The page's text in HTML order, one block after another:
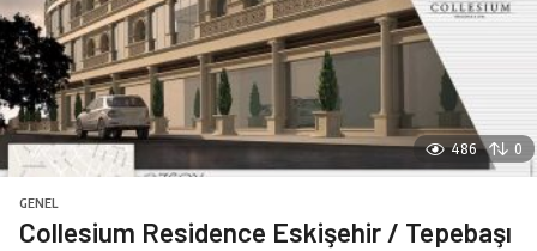
486 0
GENEL
Collesium Residence Eskişehir / Tepebaşı